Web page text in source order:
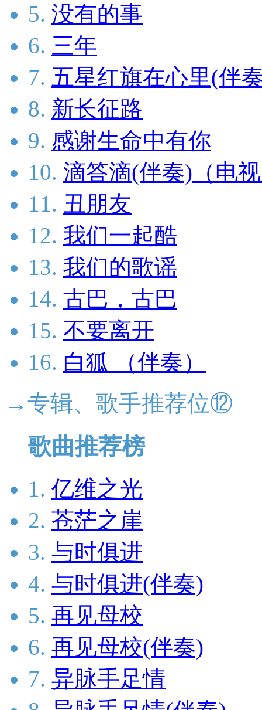
5. 没有的事
6. 三年
7. 五星红旗在心里(伴
8. 新长征路
9. 感谢生命中有你
10. 滴答滴(伴奏)（电
11. 丑朋友
12. 我们一起酷
13. 我们的歌谣
14. 古巴，古巴
15. 不要离开
16. 白狐 （伴奏）
→专辑、歌手推荐位⑫
歌曲推荐榜
1. 亿维之光
2. 苍茫之崖
3. 与时俱进
4. 与时俱进(伴奏)
5. 再见母校
6. 再见母校(伴奏)
7. 异脉手足情